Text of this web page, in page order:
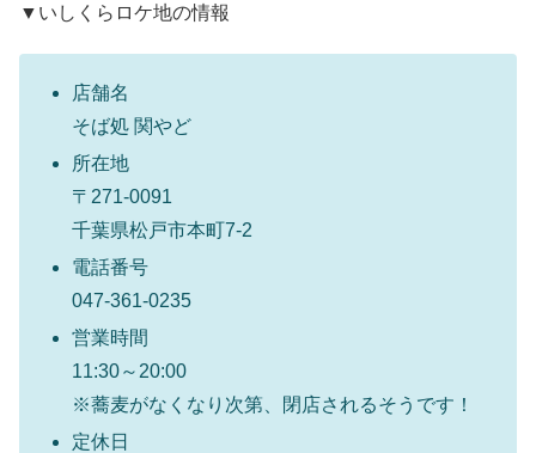
▼いしくらロケ地の情報
店舗名
そば処 関やど
所在地
〒271-0091
千葉県松戸市本町7-2
電話番号
047-361-0235
営業時間
11:30～20:00
※蕎麦がなくなり次第、閉店されるそうです！
定休日